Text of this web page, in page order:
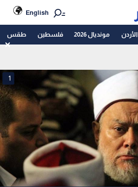
English
الأردن مونديال 2026 فلسطين طقس
1